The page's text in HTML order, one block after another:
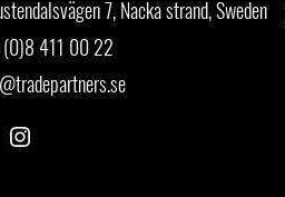
7, Nacka strand, Sweden
411 00 22